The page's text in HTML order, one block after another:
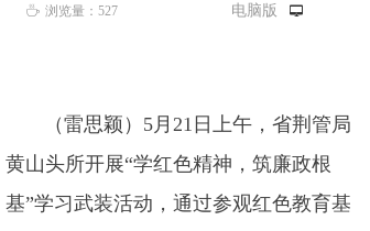
（雷思颖）5月21日上午，省荆管局
黄山头所开展“学红色精神，筑廉政根
基”学习武装活动，通过参观红色教育基
ꄘ 浏览量： 527 电脑版 넡